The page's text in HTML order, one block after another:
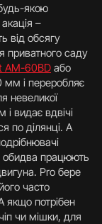
якою
–
від обсягу
приватного саду
AM-60BD або
мм і переробляє
невеликої
видає вдвічі
по ділянці. А
обидва працюють
Pro бере
часто
якщо потрібен
чи мішки, для